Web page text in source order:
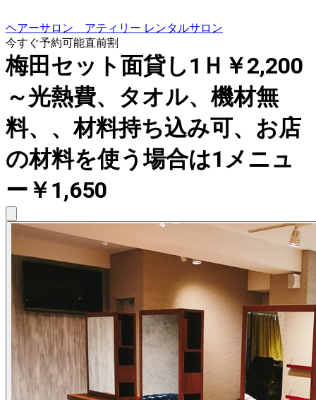
ヘアーサロン アティリー レンタルサロン
今すぐ予約可能直前割
梅田セット面貸し1Ｈ￥2,200
～光熱費、タオル、機材無
料、、材料持ち込み可、お店
の材料を使う場合は1メニュ
ー￥1,650